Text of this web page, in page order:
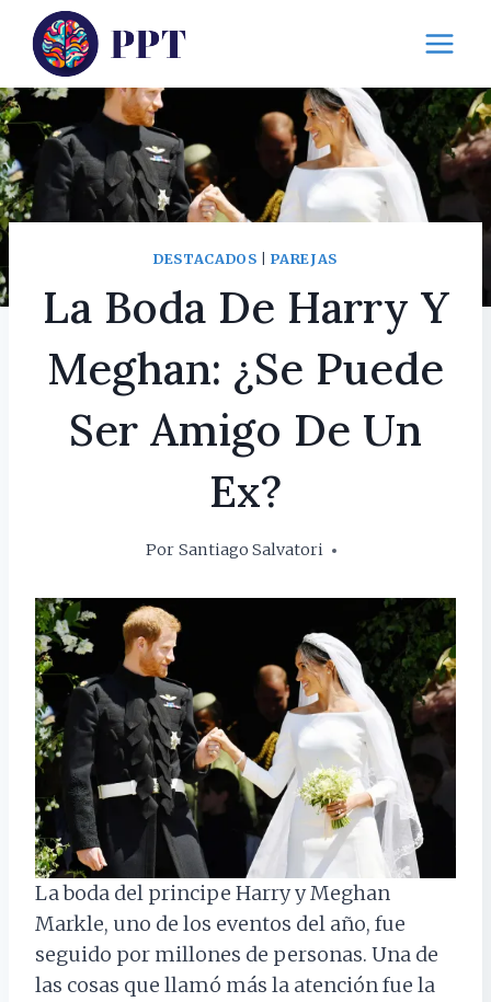
Saltar
contenido
DESTACADOS |PAREJAS
La Boda De Harry Y
Meghan: ¿Se Puede
Ser Amigo De Un
Ex?
Por Santiago Salvatori
5 junio, 2018
La boda del principe Harry y Meghan
Markle, uno de los eventos del año, fue
seguido por millones de personas. Una de
las cosas que llamó más la atención fue la